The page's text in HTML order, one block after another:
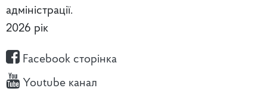
адміністрації.
2026 рік
Facebook сторінка
Youtube канал